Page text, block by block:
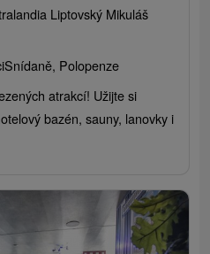
Liptovský Mikuláš
Snídaně, Polopenze
atrakcí! Užijte si
bazén, sauny, lanovky i